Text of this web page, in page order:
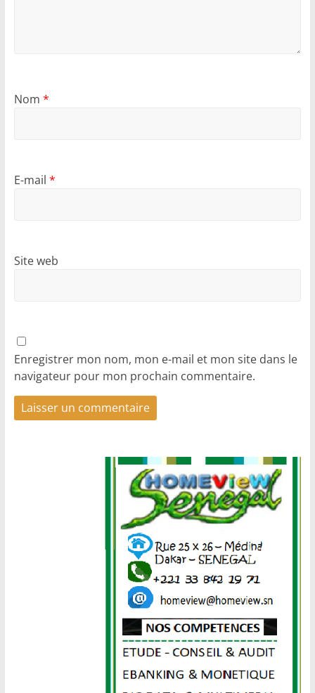
Nom *
E-mail *
Site web
Enregistrer mon nom, mon e-mail et mon site dans le
navigateur pour mon prochain commentaire.